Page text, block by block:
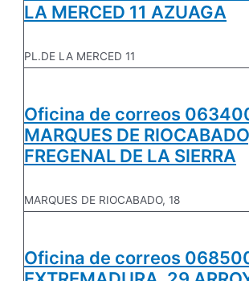
LA MERCED 11 AZUAGA
PL.DE LA MERCED 11
Oficina de correos
MARQUES DE
FREGENAL DE LA SIERRA
MARQUES DE RIOCABADO, 18
Oficina de correos